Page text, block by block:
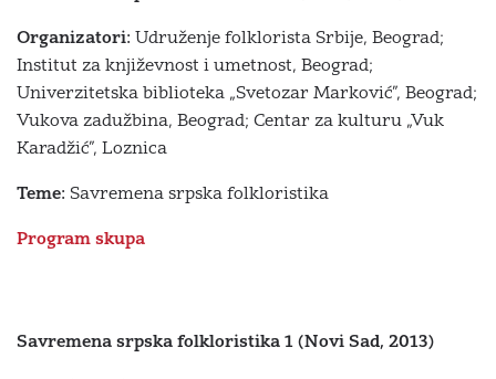
Organizatori: Udruženje folklorista Srbije, Beograd;
Institut za književnost i umetnost, Beograd;
Univerzitetska biblioteka „Svetozar Marković”, Beograd;
Vukova zadužbina, Beograd; Centar za kulturu „Vuk
Karadžić”, Loznica
Teme: Savremena srpska folkloristika
Program skupa
Savremena srpska folkloristika 1 (Novi Sad, 2013)